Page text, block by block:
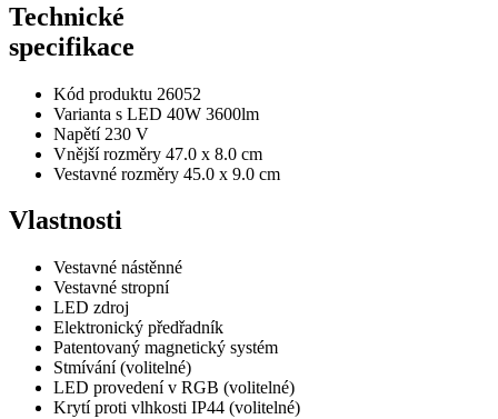
Technické
specifikace
Kód produktu 26052
Varianta s LED 40W 3600lm
Napětí 230 V
Vnější rozměry 47.0 x 8.0 cm
Vestavné rozměry 45.0 x 9.0 cm
Vlastnosti
Vestavné nástěnné
Vestavné stropní
LED zdroj
Elektronický předřadník
Patentovaný magnetický systém
Stmívání(volitelné)
LED provedení v RGB (volitelné)
Krytí proti vlhkosti IP44 (volitelné)